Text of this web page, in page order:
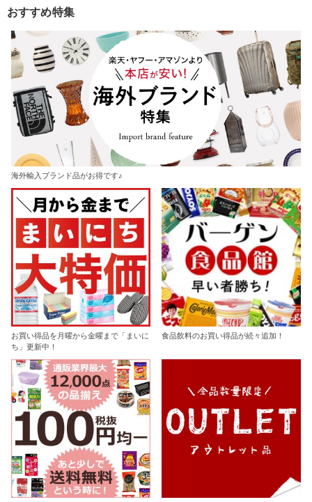
おすすめ特集
海外輸入ブランド品がお得です♪
お買い得品を月曜から金曜まで「まいに
ち」更新中！
食品飲料のお買い得品が続々追加！